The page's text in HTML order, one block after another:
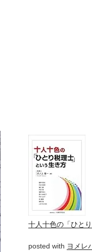
十人十色の「ひと
posted with ヨメレ